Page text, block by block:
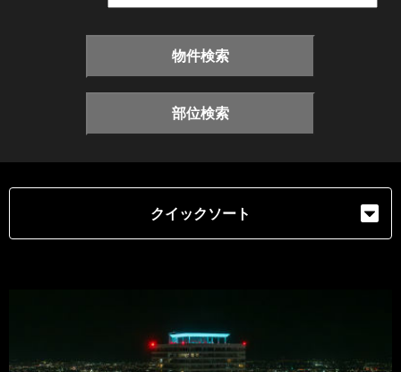
物件検索
部位検索
クイックソート